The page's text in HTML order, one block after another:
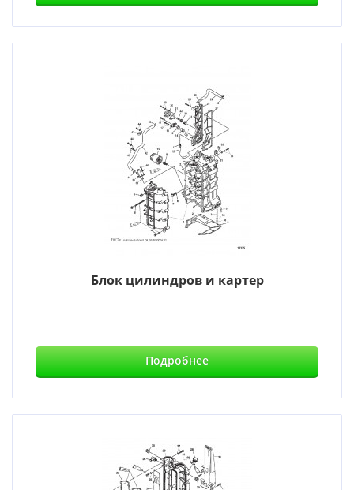
Блок цилиндров и картер
Подробнее